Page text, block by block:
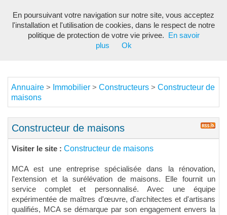
Annuaire > Immobilier > Constructeurs > Constructeur de
maisons
Constructeur de maisons
Visiter le site : Constructeur de maisons
MCA est une entreprise spécialisée dans la rénovation,
l'extension et la surélévation de maisons. Elle fournitun
service complet et personnalisé. Avec une équipe
expérimentée de maîtres d'œuvre, d'architectes et d'artisans
qualifiés, MCA se démarque par son engagement envers la
En poursuivant votre navigation sur notre site, vous acceptez
l'installation et l'utilisation de cookies, dans le respect de notre
politique de protection de votre vie privee.
En savoir
plus
Ok